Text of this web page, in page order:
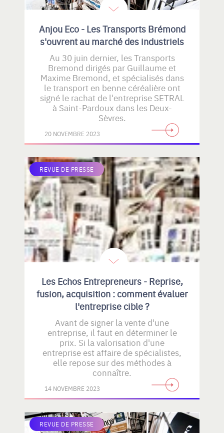
Anjou Eco - Les Transports Brémond
s'ouvrent au marché des industriels
Au 30 juin dernier, les Transports
Bremond dirigés par Guillaume et
Maxime Bremond, et spécialisés dans
le transport en benne céréalière ont
signé le rachat de l'entreprise SETRAL
à Saint-Pardoux dans les Deux-
Sèvres.
20 NOVEMBRE 2023
REVUE DE PRESSE
Les Echos Entrepreneurs - Reprise,
fusion, acquisition : comment évaluer
l'entreprise cible ?
Avant de signer la vente d'une
entreprise, il faut en déterminer le
prix. Si la valorisation d'une
entreprise est affaire de spécialistes,
elle repose sur des méthodes à
connaître.
14 NOVEMBRE 2023
REVUE DE PRESSE